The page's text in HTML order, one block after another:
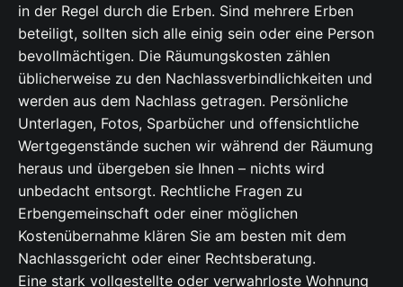
in der Regel durch die Erben. Sind mehrere Erben
beteiligt, sollten sich alle einig sein oder eine Person
bevollmächtigen. Die Räumungskosten zählen
üblicherweise zu den Nachlassverbindlichkeiten und
werden aus dem Nachlass getragen. Persönliche
Unterlagen, Fotos, Sparbücher und offensichtliche
Wertgegenstände suchen wir während der Räumung
heraus und übergeben sie Ihnen – nichts wird
unbedacht entsorgt. Rechtliche Fragen zu
Erbengemeinschaft oder einer möglichen
Kostenübernahme klären Sie am besten mit dem
Nachlassgericht oder einer Rechtsberatung.
Eine stark vollgestellte oder verwahrloste Wohnung